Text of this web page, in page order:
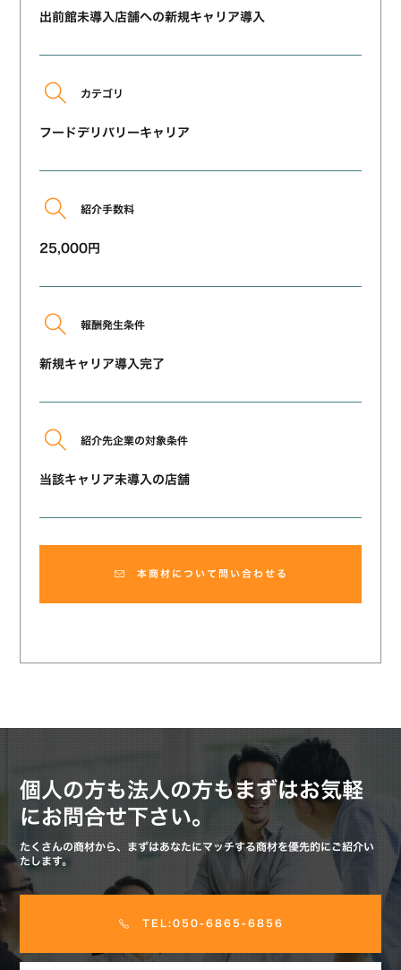
出前館未導入店舗への新規キャリア導入
カテゴリ
フードデリバリーキャリア
紹介手数料
25,000円
報酬発生条件
新規キャリア導入完了
紹介先企業の対象条件
当該キャリア未導入の店舗
本商材について問い合わせる
個人の方も法人の方もまずはお気軽
にお問合せ下さい。
たくさんの商材から、まずはあなたにマッチする商材を優先的にご紹介い
たします。
TEL:050-6865-6856